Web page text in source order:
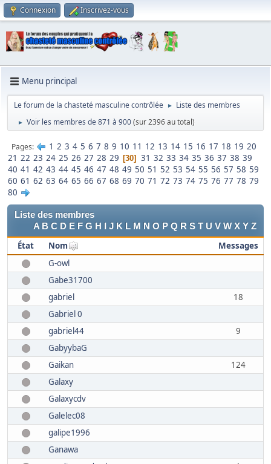
Connexion Inscrivez-vous
Menu principal
Le forum de la chasteté masculine contrôlée ► Liste des membres
► Voir les membres de 871 à 900(sur 2396 au total)
Pages 1 2 3 4 5 6 7 8 9 10 11 12 13 14 15 16 17 18 19 20
21 22 23 24 25 26 27 28 29 30 31 32 33 34 35 36 37 38 39
40 41 42 43 44 45 46 47 48 49 50 51 52 53 54 55 56 57 58 59
60 61 62 63 64 65 66 67 68 69 70 71 72 73 74 75 76 77 78 79
80
Liste des membres
A B C D E F G H I J K L M N O P Q R S T U V W X Y Z
État Nom
Messages
G-owl
Gabe31700
gabriel
18
Gabriel 0
gabriel44
9
GabyybaG
Gaikan
124
Galaxy
Galaxycdv
Galelec08
galipe1996
Ganawa